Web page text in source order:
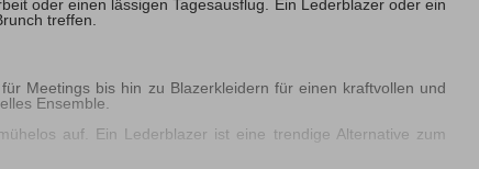
oder einen lässigen Tagesausflug. Ein Lederblazer oder ein
treffen.
Meetings bis hin zu Blazerkleidern für einen kraftvollen und
Ensemble.
auf. Ein Lederblazer ist eine trendige Alternative zum